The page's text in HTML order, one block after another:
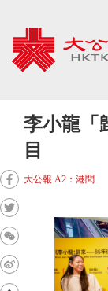
李小龍「
目
大公報 A2：港聞